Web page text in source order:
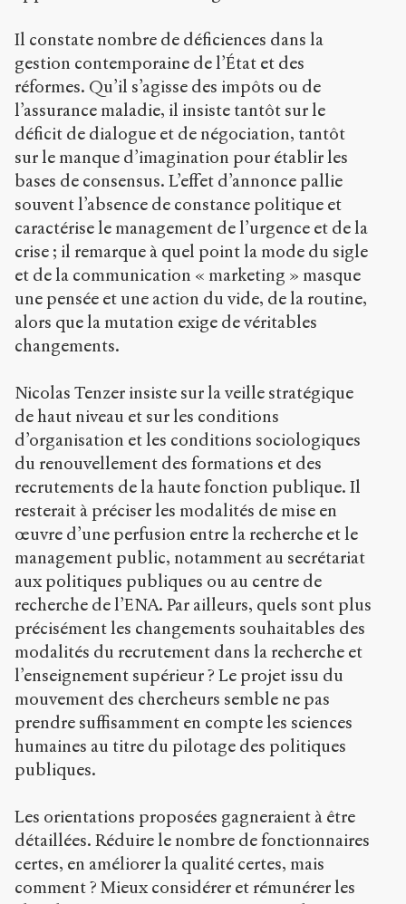
Il constate nombre de déficiences dans la
gestion contemporaine de l’État et des
réformes. Qu’il s’agisse des impôts ou de
l’assurance maladie, il insiste tantôt sur le
déficit de dialogue et de négociation, tantôt
sur le manque d’imagination pour établir les
bases de consensus. L’effet d’annonce pallie
souvent l’absence de constance politique et
caractérise le management de l’urgence et de la
crise ; il remarque à quel point la mode du sigle
et de la communication « marketing » masque
une pensée et une action du vide, de la routine,
alors que la mutation exige de véritables
changements.
Nicolas Tenzer insiste sur la veille stratégique
de haut niveau et sur les conditions
d’organisation et les conditions sociologiques
du renouvellement des formations et des
recrutements de la haute fonction publique. Il
resterait à préciser les modalités de mise en
œuvre d’une perfusion entre la recherche et le
management public, notamment au secrétariat
aux politiques publiques ou au centre de
recherche de l’ENA. Par ailleurs, quels sont plus
précisément les changements souhaitables des
modalités du recrutement dans la recherche et
l’enseignement supérieur ? Le projet issu du
mouvement des chercheurs semble ne pas
prendre suffisamment en compte les sciences
humaines au titre du pilotage des politiques
publiques.
Les orientations proposées gagneraient à être
détaillées. Réduire le nombre de fonctionnaires
certes, en améliorer la qualité certes, mais
comment ? Mieux considérer et rémunérer les